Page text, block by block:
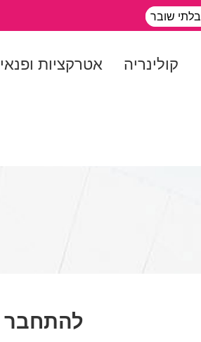
שובר
אטרקציות ופנאי קולינריה
להתחבר